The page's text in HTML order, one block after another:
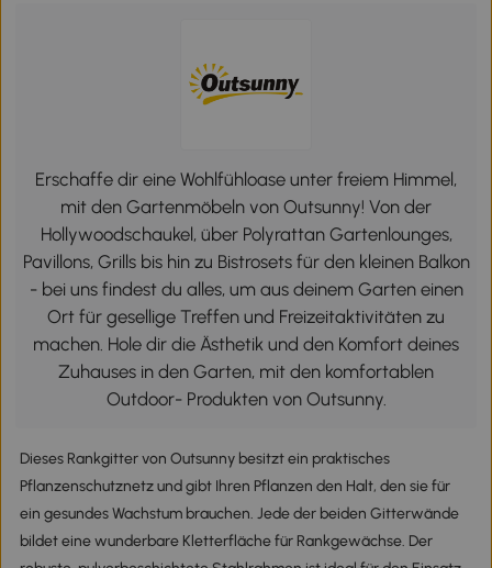
Erschaffe dir eine Wohlfühloase unter freiem Himmel,
mit den Gartenmöbeln von Outsunny! Von der
Hollywoodschaukel, über Polyrattan Gartenlounges,
Pavillons, Grills bis hin zu Bistrosets für den kleinen Balkon
- bei uns findest du alles, um aus deinem Garten einen
Ort für gesellige Treffen und Freizeitaktivitäten zu
machen. Hole dir die Ästhetik und den Komfort deines
Zuhauses in den Garten, mit den komfortablen
Outdoor- Produkten von Outsunny.
Dieses Rankgitter von Outsunny besitzt ein praktisches
Pflanzenschutznetz und gibt Ihren Pflanzen den Halt, den sie für
ein gesundes Wachstum brauchen. Jede der beiden Gitterwände
bildet eine wunderbare Kletterfläche für Rankgewächse. Der